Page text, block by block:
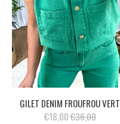
GILET DENIM FROUFROU VERT
€18,00€36,00